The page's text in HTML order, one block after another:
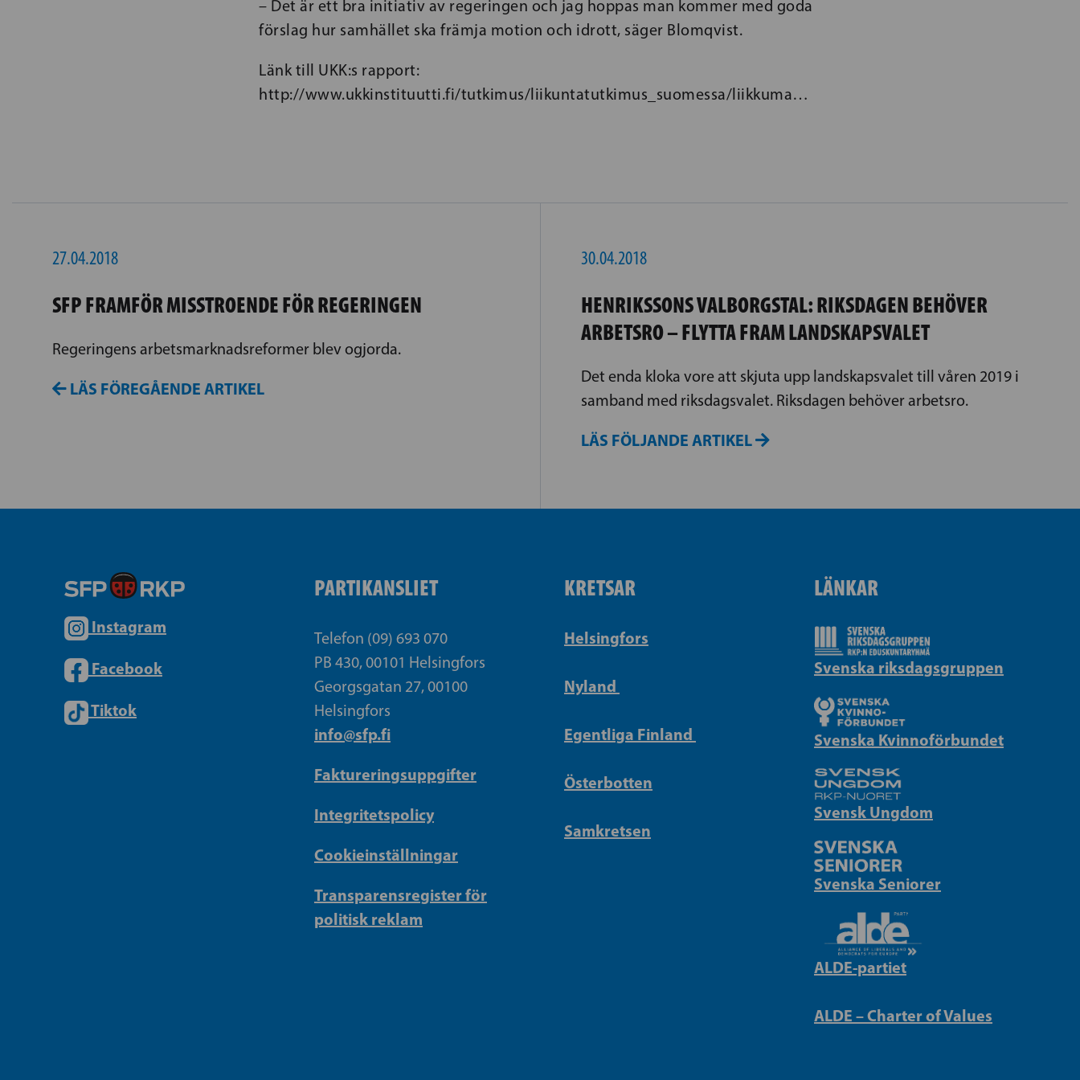
– Det är ett bra initiativ av regeringen och jag hoppas man kommer med goda
förslag hur samhället ska främja motion och idrott, säger Blomqvist.
Länk till UKK:s rapport:
http://www.ukkinstituutti.fi/tutkimus/liikuntatutkimus_suomessa/liikkuma…
27.04.2018
SFP FRAMFÖR MISSTROENDE FÖR REGERINGEN
Regeringens arbetsmarknadsreformer blev ogjorda.
LÄS FÖREGÅENDE ARTIKEL
30.04.2018
HENRIKSSONS VALBORGSTAL: RIKSDAGEN BEHÖVER
ARBETSRO – FLYTTA FRAM LANDSKAPSVALET
Det enda kloka vore att skjuta upp landskapsvalet till våren 2019 i
samband med riksdagsvalet. Riksdagen behöver arbetsro.
LÄS FÖLJANDE ARTIKEL
Instagram
Facebook
Tiktok
PARTIKANSLIET
Telefon (09) 693 070
PB 430, 00101 Helsingfors
Georgsgatan 27, 00100
Helsingfors
info@sfp.fi
Faktureringsuppgifter
Integritetspolicy
Cookieinställningar
Transparensregister för
politisk reklam
KRETSAR
Helsingfors
Nyland
Egentliga Finland
Österbotten
Samkretsen
LÄNKAR
Svenska riksdagsgruppen
Svenska Kvinnoförbundet
Svensk Ungdom
Svenska Seniorer
ALDE-partiet
ALDE – Charter of Values